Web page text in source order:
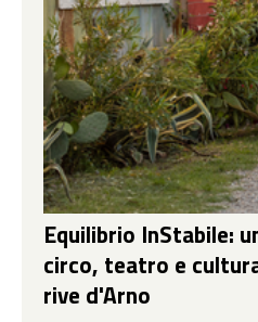
Equilibrio InStabile:
circo, teatro e
rive d'Arno